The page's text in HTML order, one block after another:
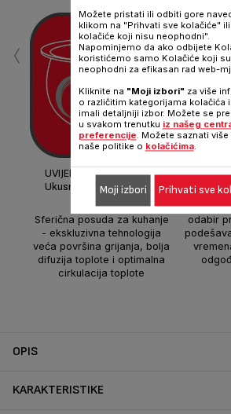
UVIJEK SLASNI REZULTATI
Ukusnije, nježnije, sočnije
Sferična posuda za kuhanje
- ekskluzivna tehnologija
veća površina grijanja, bolja
difuzija toplote i optimalna
cirkulacija toplote
Jedna
odabir
‹
OPIS
KARAKTERISTIKE
Možete pristati ili odbiti gore
klikom na "Prihvati sve kolačiće"
kolačiće koji nisu neophodni".
Napominjemo da ako odbijete
koristićemo samo Kolačiće koji su
neophodni za efikasan rad web-
Kliknite na "Moji izbori" za više
o različitim kategorijama kolačića
imali detaljniji izbor. Možete se
u svakom trenutku iz našeg
preferencije. Možete saznati
naše politike o kolačićima.
Moji izbori Prihvati sve